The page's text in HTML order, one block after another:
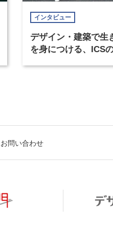
インタビュー
デザイン・建築で生
を身につける、ICS
お問い合わせ